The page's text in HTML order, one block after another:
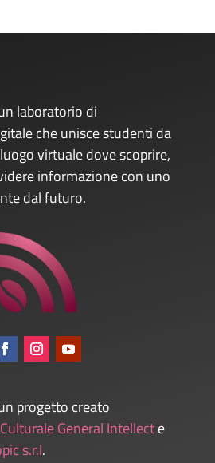
laboratorio di
che unisce studenti da
virtuale dove scoprire,
informazione con uno
dal futuro.
progetto creato
General Intellecte
s.r.l.